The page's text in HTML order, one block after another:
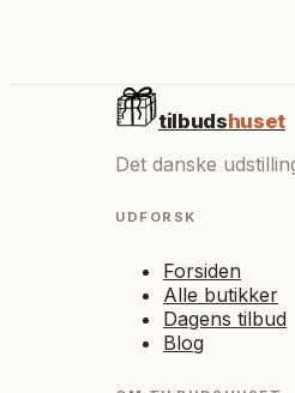
tilbudshuset
Det danske
UDFORSK
Forsiden
Alle butikker
Dagens tilbud
Blog